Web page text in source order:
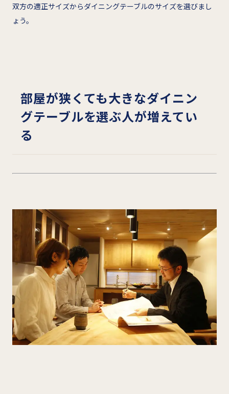
双方の適正サイズからダイニングテーブルのサイズを選びまし
ょう。
部屋が狭くても大きなダイニン
グテーブルを選ぶ人が増えてい
る